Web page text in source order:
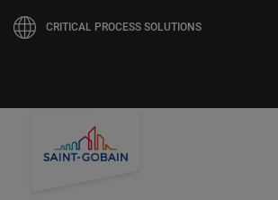
conteúdo
CRITICAL PROCESS SOLUTIONS